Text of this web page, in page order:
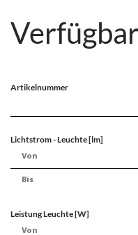
Artikelnummer
Lichtstrom - Leuchte [lm]
Leistung Leuchte [W]